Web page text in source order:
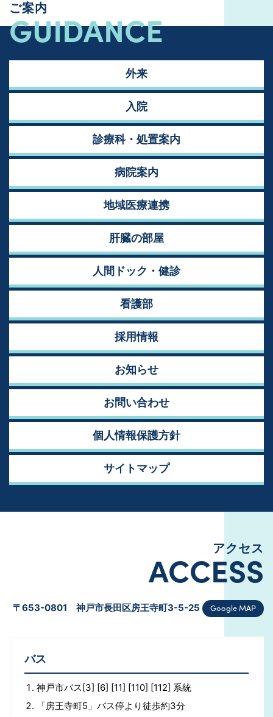
ご案内
GUIDANCE
外来
入院
診療科・処置案内
病院案内
地域医療連携
肝臓の部屋
人間ドック・健診
看護部
採用情報
お知らせ
お問い合わせ
個人情報保護方針
サイトマップ
アクセス
ACCESS
〒653-0801 神戸市長田区房王寺町3-5-25 Google MAP
バス
神戸市バス[3] [6] [11] [110] [112] 系統
「房王寺町5」バス停より徒歩約3分